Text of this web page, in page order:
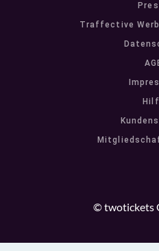
Traffective
© twotickets